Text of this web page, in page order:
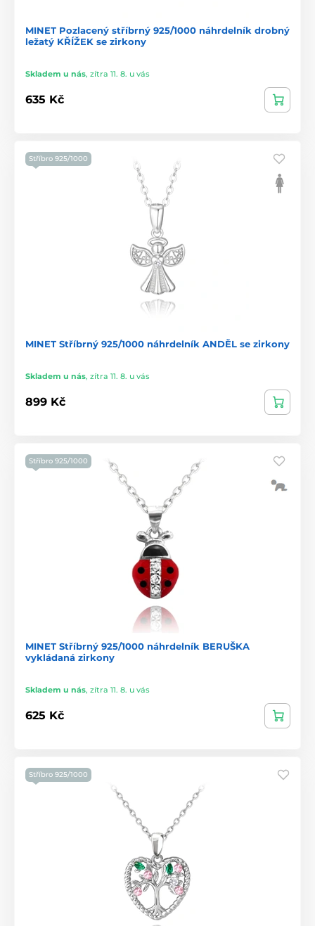
MINET Pozlacený stříbrný 925/1000 náhrdelník drobný
ležatý KŘÍŽEK se zirkony
Skladem u nás, zítra 11. 8. u vás
635 Kč
Stříbro 925/1000
MINET Stříbrný 925/1000 náhrdelník ANDĚL se zirkony
Skladem u nás, zítra 11. 8. u vás
899 Kč
Stříbro 925/1000
MINET Stříbrný 925/1000 náhrdelník BERUŠKA
vykládaná zirkony
Skladem u nás, zítra 11. 8. u vás
625 Kč
Stříbro 925/1000